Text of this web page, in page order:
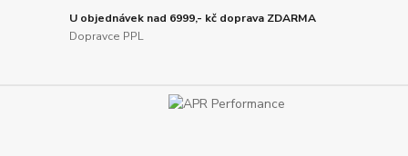
U objednávek nad 6999,- kč doprava ZDARMA
Dopravce PPL